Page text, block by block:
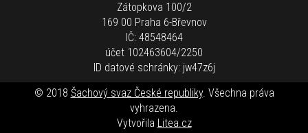
Zátopkova 100/2
169 00 Praha 6-Břevnov
IČ: 48548464
účet 102463604/2250
ID datové schránky: jw47z6j
© 2018 Šachový svaz České republiky. Všechna práva
vyhrazena.
Vytvořila Litea.cz